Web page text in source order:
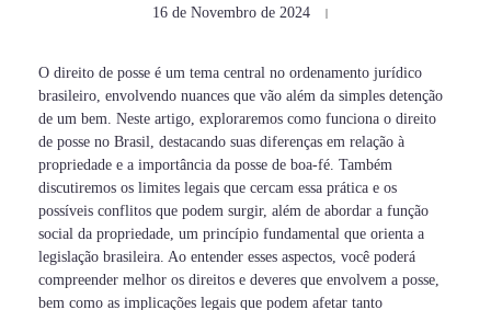
16 de Novembro de 2024
O direito de posse é um tema central no ordenamento jurídico
brasileiro, envolvendo nuances que vão além da simples detenção
de um bem. Neste artigo, exploraremos como funciona o direito
de posse no Brasil, destacando suas diferenças em relação à
propriedade e a importância da posse de boa-fé. Também
discutiremos os limites legais que cercam essa prática e os
possíveis conflitos que podem surgir, além de abordar a função
social da propriedade, um princípio fundamental que orienta a
legislação brasileira. Ao entender esses aspectos, você poderá
compreender melhor os direitos e deveres que envolvem a posse,
bem como as implicações legais que podem afetar tanto